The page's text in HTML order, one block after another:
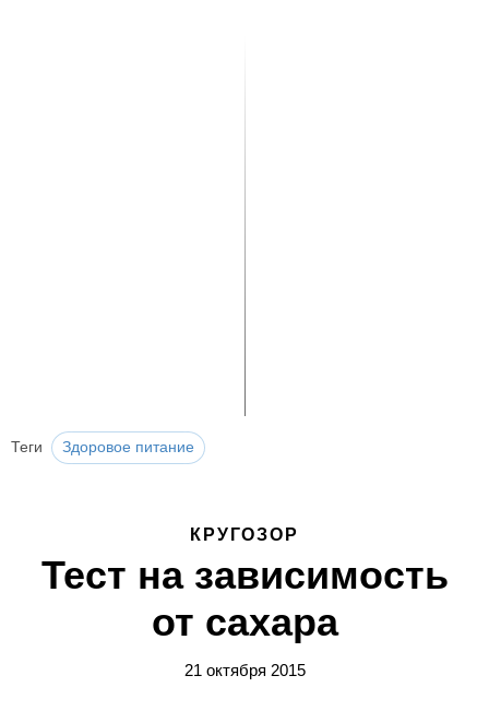
Теги Здоровое питание
КРУГОЗОР
Тест на зависимость
от сахара
21 октября 2015